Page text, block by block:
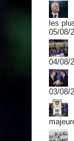
les
05/08/
04/08/
03/08/